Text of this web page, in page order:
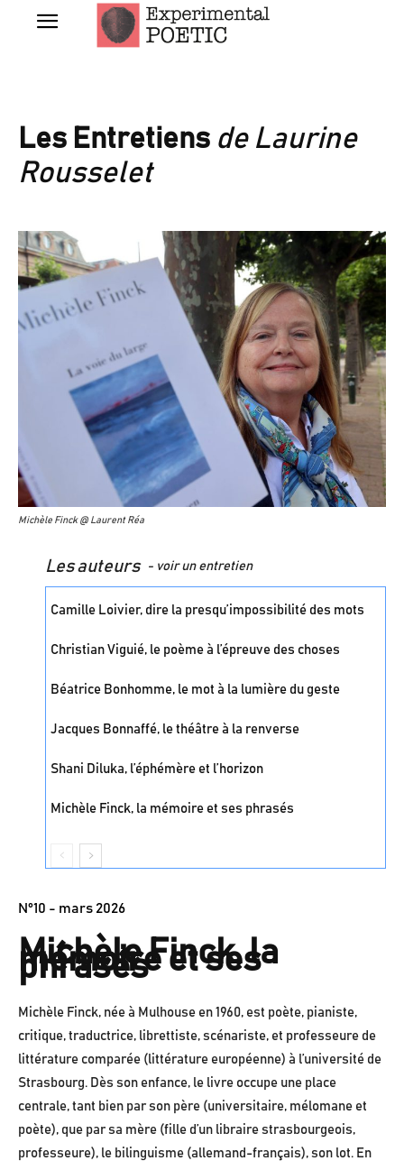
Les Entretiens de Laurine
Rousselet
Michèle Finck @ Laurent Réa
Les auteurs - voir un entretien
Camille Loivier, dire la presqu’impossibilité des mots
Christian Viguié, le poème à l’épreuve des choses
Béatrice Bonhomme, le mot à la lumière du geste
Jacques Bonnaffé, le théâtre à la renverse
Shani Diluka, l’éphémère et l’horizon
Michèle Finck, la mémoire et ses phrasés
N°10 - mars 2026
Michèle Finck, la
mémoire et ses
phrasés
Michèle Finck, née à Mulhouse en 1960, est poète, pianiste,
critique, traductrice, librettiste, scénariste, et professeure de
littérature comparée (littérature européenne) à l’université de
Strasbourg. Dès son enfance, le livre occupe une place
centrale, tant bien par son père (universitaire, mélomane et
poète), que par sa mère (fille d’un libraire strasbourgeois,
professeure), le bilinguisme (allemand-français), son lot. En